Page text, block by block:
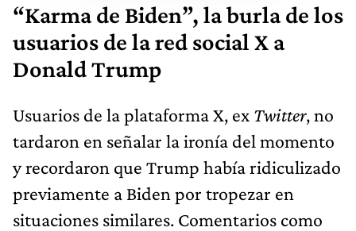
“Karma de Biden”, la burla de los
usuarios de la red social X a
Donald Trump
Usuarios de la plataforma X, ex Twitter, no
tardaron en señalar la ironía del momento
y recordaron que Trump había ridiculizado
previamente a Biden por tropezar en
situaciones similares. Comentarios como